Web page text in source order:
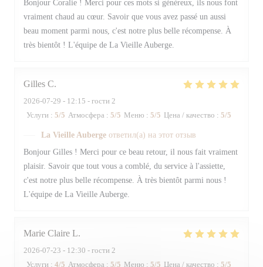
Bonjour Coralie ! Merci pour ces mots si généreux, ils nous font
vraiment chaud au cœur. Savoir que vous avez passé un aussi
beau moment parmi nous, c'est notre plus belle récompense. À
très bientôt ! L'équipe de La Vieille Auberge.
Gilles C
2026-07-29 - 12:15 - гости 2
Услуги : 5/5 Атмосфера : 5/5 Меню : 5/5 Цена / качество : 5/5
La Vieille Auberge ответил(а) на этот отзыв
Bonjour Gilles ! Merci pour ce beau retour, il nous fait vraiment
plaisir. Savoir que tout vous a comblé, du service à l'assiette,
c'est notre plus belle récompense. À très bientôt parmi nous !
L'équipe de La Vieille Auberge.
Marie Claire L
2026-07-23 - 12:30 - гости 2
Услуги : 4/5 Атмосфера : 5/5 Меню : 5/5 Цена / качество : 5/5